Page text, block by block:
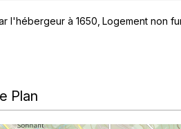
l'hébergeur à 1650 Logement non
Plan